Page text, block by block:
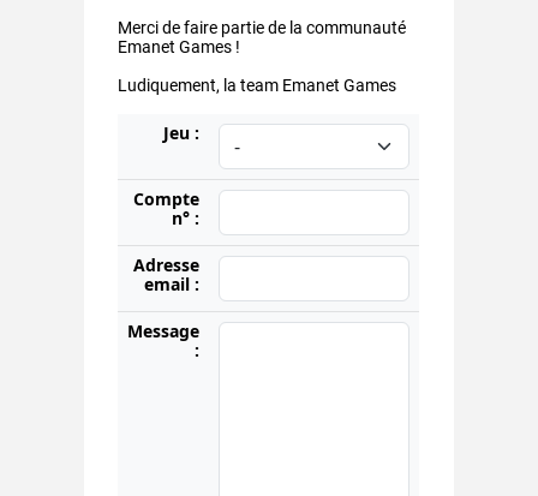
Merci de faire partie de la communauté
Emanet Games !
Ludiquement, la team Emanet Games
Jeu :
Compte
n° :
Adresse
email :
Message
: